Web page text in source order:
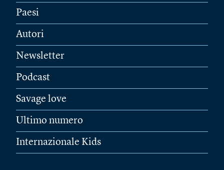
Paesi
Autori
Newsletter
Podcast
Savage love
Ultimo numero
Internazionale Kids